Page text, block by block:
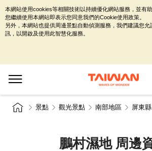
景點 觀光景點 南部地區 屏東縣
鵬村濕地 周邊
本網站使用cookies等相關技術以持續優化網站服務，並有
您繼續使用本網站即表示您同意我們的Cookie使用政策。
另外，本網站也提供周邊景點自動偵測服務，我們建議您
訊，以開啟及使用此智慧化服務。